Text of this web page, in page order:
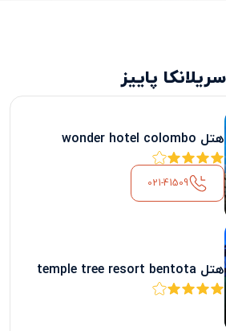
پاییز
هتل wonder hotel colombo
021-41509
هتل temple tree resort bentota